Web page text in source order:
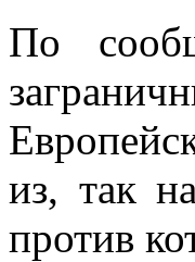
По
из, так
против